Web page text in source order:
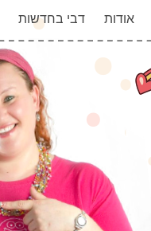
אודות דבי בחדשות